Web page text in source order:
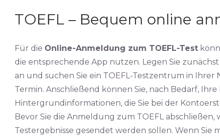
TOEFL – Bequem online
Für die Online-Anmeldung zum TOEFL-Test
die entsprechende App nutzen. Legen Sie
an und suchen Sie ein TOEFL-Testzentrum in Ihrer
Termin. Anschließend können Sie, nach Bedarf,
Hintergrundinformationen, die Sie bei der
Bevor Sie die Anmeldung zum TOEFL
Testergebnisse gesendet werden sollen. Wenn Sie